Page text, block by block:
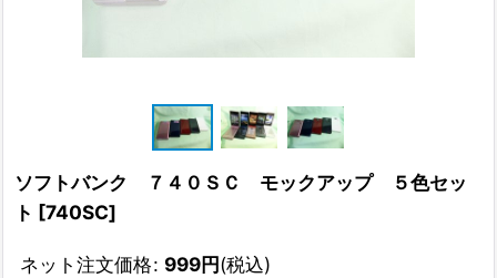
ソフトバンク ７４０ＳＣ モックアップ ５色セッ
ト [740SC]
ネット注文価格: 999円(税込)